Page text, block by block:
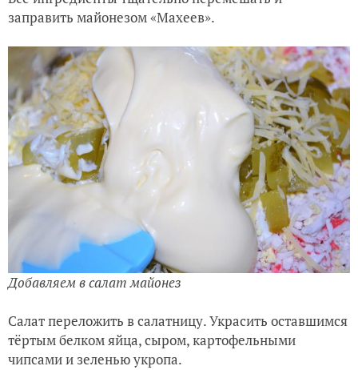
заправить майонезом «Махеев».
Добавляем в салат майонез
Салат переложить в салатницу. Украсить оставшимся
тёртым белком яйца, сыром, картофельными
чипсами и зеленью укропа.